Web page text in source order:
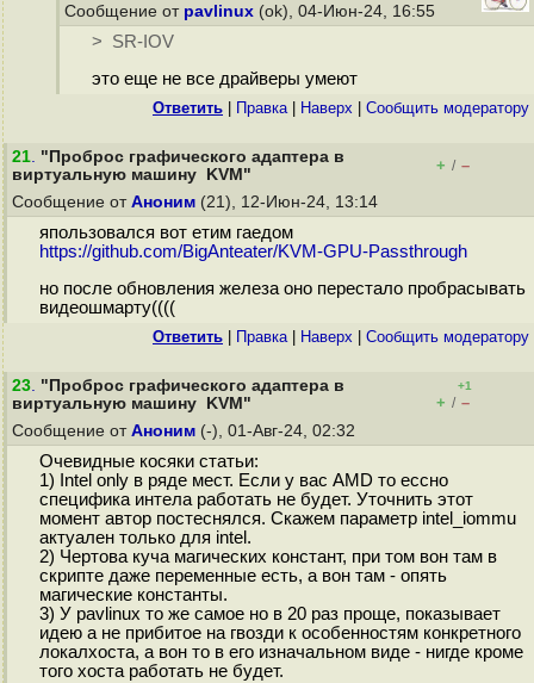
Сообщение от pavlinux (ok), 04-Июн-24, 16:55
> SR-IOV
это еще не все драйверы умеют
Ответить Правка| Наверх Cообщить модератору
21. "Проброс графического адаптера в
виртуальную машину KVM"
+ / –
Сообщение от Аноним (21), 12-Июн-24, 13:14
япользовался вот етим гаедом
https://github.com/BigAnteater/KVM-GPU-Passthrough
но после обновления железа оно перестало пробрасывать
видеошмарту((((
Ответить Правка| Наверх Cообщить модератору
23. "Проброс графического адаптера в
виртуальную машину KVM"
+1
+ / –
Сообщение от Аноним (-), 01-Авг-24, 02:32
Очевидные косяки статьи:
1) Intel only в ряде мест. Если у вас AMD то ессно
специфика интела работать не будет. Уточнить этот
момент автор постеснялся. Скажем параметр intel_iommu
актуален только для intel.
2) Чертова куча магических констант, при том вон там в
скрипте даже переменные есть, а вон там - опять
магические константы.
3) У pavlinux то же самое но в 20 раз проще, показывает
идею а не прибитое на гвозди к особенностям конкретного
локалхоста, а вон то в его изначальном виде - нигде кроме
того хоста работать не будет.